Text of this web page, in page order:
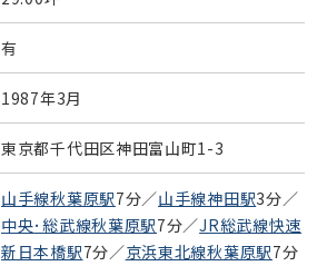
有
1987年3月
東京都千代田区神田富山町1-3
山手線秋葉原駅7分／山手線神田駅3分／
中央･総武線秋葉原駅7分／JR総武線快速
新日本橋駅7分／京浜東北線秋葉原駅7分